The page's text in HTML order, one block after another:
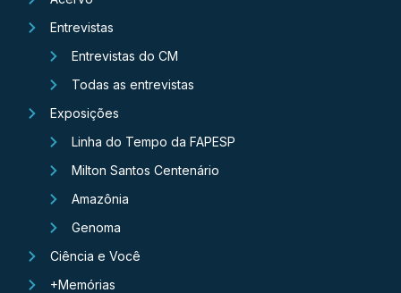
Entrevistas
Entrevistas do CM
Todas as entrevistas
Exposições
Linha do Tempo da FAPESP
Milton Santos Centenário
Amazônia
Genoma
Ciência e Você
+Memórias